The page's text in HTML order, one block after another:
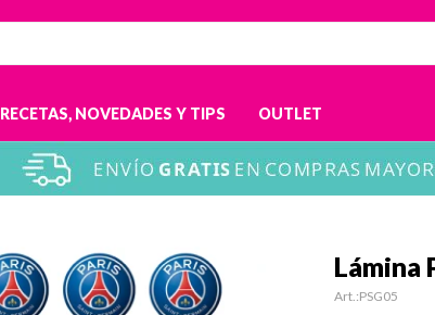
RECETAS, NOVEDADES Y TIPS OUTLET
Lámina
PSG05